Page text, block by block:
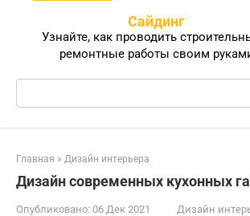
Сайдинг
Узнайте, как проводить
ремонтные работы своим
Поиск:
Главная » Дизайн интерьера
Дизайн современных кухонных
Опубликовано: 06 Дек 2021 Дизайн